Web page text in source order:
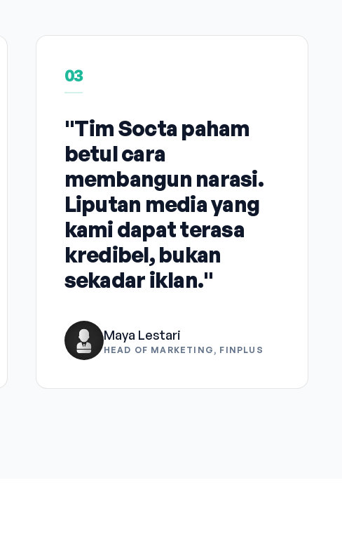
03
"Tim Socta paham
betul cara
membangun narasi.
Liputan media yang
kami dapat terasa
kredibel, bukan
sekadar iklan."
Maya Lestari
HEAD OF MARKETING, FINPLUS